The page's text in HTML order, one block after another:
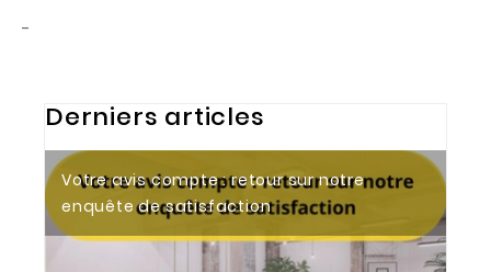
-
Derniers articles
Votre avis compte : retour sur notre
enquête de satisfaction
Tendances 2026 : aménager des bureaux
modernes et ergonomiques
Le bureau électrique : un allié essentiel
pour votre espace de travail